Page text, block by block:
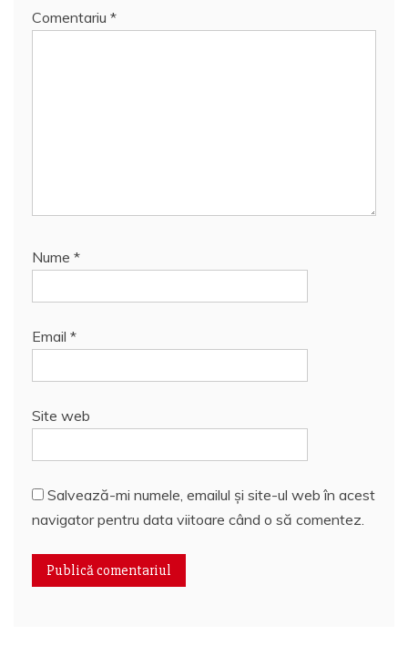
Comentariu *
Nume *
Email *
Site web
Salvează-mi numele, emailul și site-ul web în acest
navigator pentru data viitoare când o să comentez.